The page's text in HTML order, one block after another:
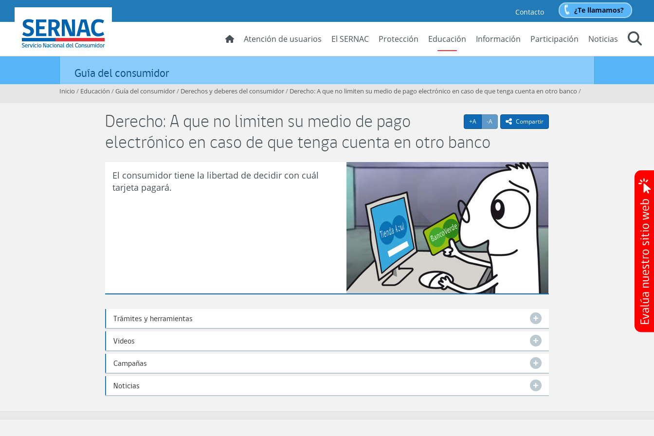
SERNAC
Contacto ¿Te llamamos?
Atención de usuarios El SERNAC Protección Educación Información Participación
Noticias
Guía del consumidor
Inicio / Educación /Guía del consumidor/ Derechos y deberes del consumidor/ Derecho: A que no limiten su medio de pago electrónico en caso de que tenga cuenta en otro banco /
+A Agrandar texto
-A Achicar textoicono compartir
Compartir
Derecho: A que no limiten su medio de pago
electrónico en caso de que tenga cuenta en otro banco
El consumidor tiene la libertad de decidir con cuál
tarjeta pagará.
Trámites y herramientas
Videos
Campañas
Noticias